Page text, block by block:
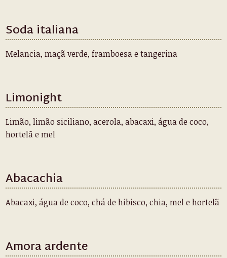
Soda italiana
Melancia, maçã verde, framboesa e tangerina
Limonight
Limão, limão siciliano, acerola, abacaxi, água de coco,
hortelã e mel
Abacachia
Abacaxi, água de coco, chá de hibisco, chia, mel e hortelã
Amora ardente